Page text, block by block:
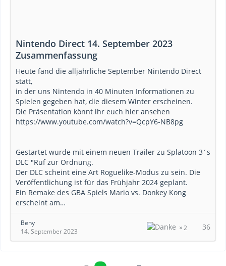
Nintendo Direct 14. September 2023
Zusammenfassung
Heute fand die alljährliche September Nintendo Direct
statt,
in der uns Nintendo in 40 Minuten Informationen zu
Spielen gegeben hat, die diesem Winter erscheinen.
Die Präsentation könnt ihr euch hier ansehen
https://www.youtube.com/watch?v=QcpY6-NB8pg
Gestartet wurde mit einem neuen Trailer zu Splatoon 3´s
DLC "Ruf zur Ordnung.
Der DLC scheint eine Art Roguelike-Modus zu sein. Die
Veröffentlichung ist für das Frühjahr 2024 geplant.
Ein Remake des GBA Spiels Mario vs. Donkey Kong
erscheint am…
Beny
14. September 2023
2 36